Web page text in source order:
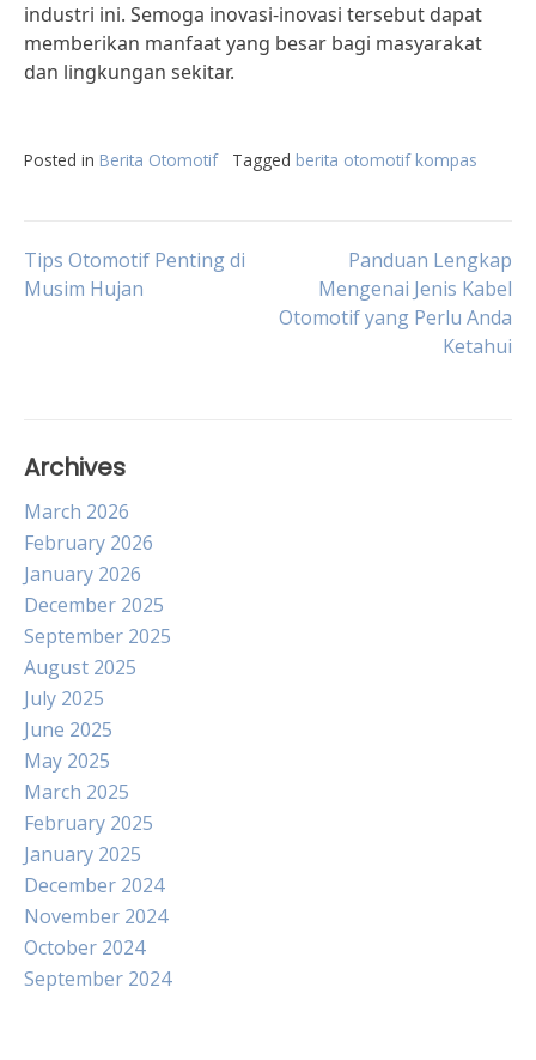
industri ini. Semoga inovasi-inovasi tersebut dapat
memberikan manfaat yang besar bagi masyarakat
dan lingkungan sekitar.
Posted in Berita Otomotif Tagged berita otomotif kompas
Post
Tips Otomotif Penting di
Musim Hujan
Panduan Lengkap
Mengenai Jenis Kabel
Otomotif yang Perlu Anda
Ketahui
Archives
March 2026
February 2026
January 2026
December 2025
September 2025
August 2025
July 2025
June 2025
May 2025
March 2025
February 2025
January 2025
December 2024
November 2024
October 2024
September 2024